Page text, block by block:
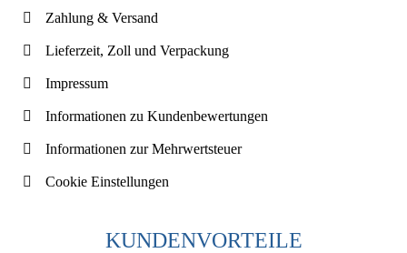
Zahlung & Versand
Lieferzeit, Zoll und Verpackung
Impressum
Informationen zu Kundenbewertungen
Informationen zur Mehrwertsteuer
Cookie Einstellungen
KUNDENVORTEILE